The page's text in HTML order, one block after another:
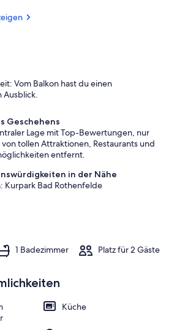
Vom Balkon hast du einen
Ausblick.
Geschehens
Lage mit Top-Bewertungen, nur
tollen Attraktionen, Restaurants und
entfernt.
in der Nähe
Kurpark Bad Rothenfelde
1 Badezimmer Platz für 2 Gäste
Küche